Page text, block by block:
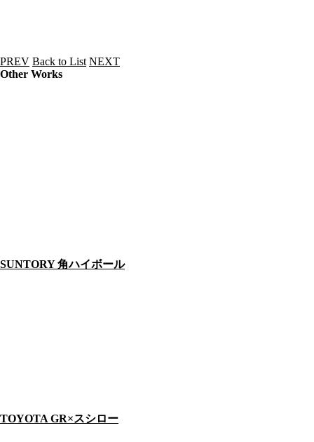
PREV Back to List NEXT
Other Works
SUNTORY 角ハイボール
TOYOTA GR×スシロー